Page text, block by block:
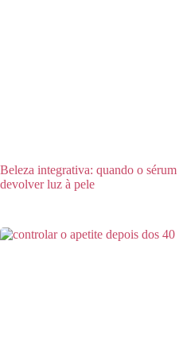
Beleza integrativa: quando o sérum
devolver luz à pele